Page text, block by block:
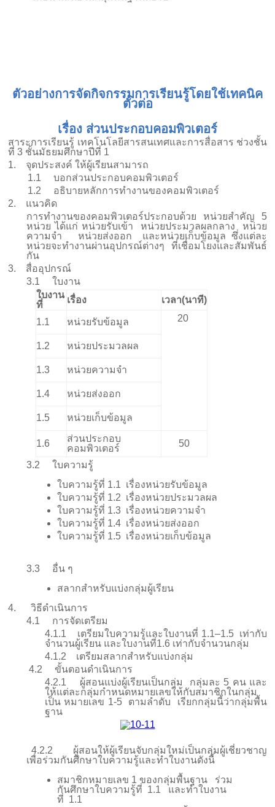
ตัวอย่างการจัดกิจกรรมการเรียนรู้โดยใช้เทคนิค
ตัวต่อ
เรื่อง ส่วนประกอบคอมพิวเตอร์
สาระการเรียนรู้ เทคโนโลยีสารสนเทศและการสื่อสาร ช่วงชั้น
ที่ 3 ชั้นมัธยมศึกษาปีที่ 1
1. จุดประสงค์ ให้ผู้เรียนสามารถ
1.1 บอกส่วนประกอบคอมพิวเตอร์
1.2 อธิบายหลักการทำงานของคอมพิวเตอร์
2. แนวคิด
การทำงานของคอมพิวเตอร์ประกอบด้วย หน่วยสำคัญ 5
หน่วย ได้แก่ หน่วยรับเข้า หน่วยประมวลผลกลาง หน่วย
ความจำ หน่วยส่งออก และหน่วยเก็บข้อมูล ซึ่งแต่ละ
หน่วยจะทำงานผ่านอุปกรณ์ต่างๆ ที่เชื่อมโยงและสัมพันธ์
กัน
3. สื่ออุปกรณ์
3.1 ใบงาน
ใบงาน
ที่
เรื่อง เวลา(นาที)
1.1 หน่วยรับข้อมูล 20
1.2 หน่วยประมวลผล
1.3 หน่วยความจำ
1.4 หน่วยส่งออก
1.5 หน่วยเก็บข้อมูล
1.6
ส่วนประกอบ
คอมพิวเตอร์
50
3.2 ใบความรู้
ใบความรู้ที่ 1.1 เรื่องหน่วยรับข้อมูล
ใบความรู้ที่ 1.2 เรื่องหน่วยประมวลผล
ใบความรู้ที่ 1.3 เรื่องหน่วยความจำ
ใบความรู้ที่ 1.4 เรื่องหน่วยส่งออก
ใบความรู้ที่ 1.5 เรื่องหน่วยเก็บข้อมูล
3.3 อื่น ๆ
สลากสำหรับแบ่งกลุ่มผู้เรียน
4. วิธีดำเนินการ
4.1 การจัดเตรียม
4.1.1 เตรียมใบความรู้และใบงานที่ 1.1–1.5 เท่ากับ
จำนวนผู้เรียน และใบงานที่1.6 เท่ากับจำนวนกลุ่ม
4.1.2 เตรียมสลากสำหรับแบ่งกลุ่ม
4.2 ขั้นตอนดำเนินการ
4.2.1 ผู้สอนแบ่งผู้เรียนเป็นกลุ่ม กลุ่มละ 5 คน และ
ให้แต่ละกลุ่มกำหนดหมายเลขให้กับสมาชิกในกลุ่ม
เป็น หมายเลข 1-5
ตามลำดับ เรียกกลุ่มนี้ว่ากลุ่มพื้น
ฐาน
4.2.2 ผู้สอนให้ผู้เรียนจับกลุ่มใหม่เป็นกลุ่มผู้เชี่ยวชาญ
เพื่อร่วมกันศึกษาใบความรู้และทำใบงานดังนี้
สมาชิกหมายเลข 1 ของกลุ่มพื้นฐาน ร่วม
กันศึกษาใบความรู้ที่ 1.1
และทำใบงาน
ที่ 1.1